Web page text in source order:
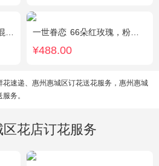
配 一世眷恋 66朵红玫瑰，粉色石竹梅外围丰满围边，黑色丝带搭配
¥488.00
速递、惠州惠城区订花送花服务，惠州惠城
务。
花店订花服务